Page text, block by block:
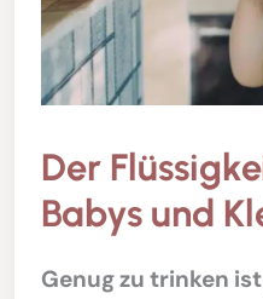
Der
Babys und
Genug zu trinken